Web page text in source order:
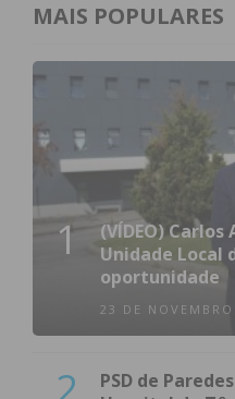
MAIS POPULARES
1
(VÍDEO)
Unidade Local
oportunidade
23 DE
PSD de